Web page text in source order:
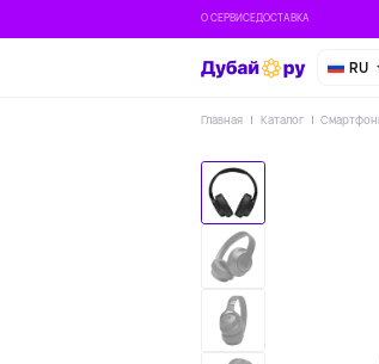
О СЕРВИСЕДОСТАВКА
RU
Главная Каталог